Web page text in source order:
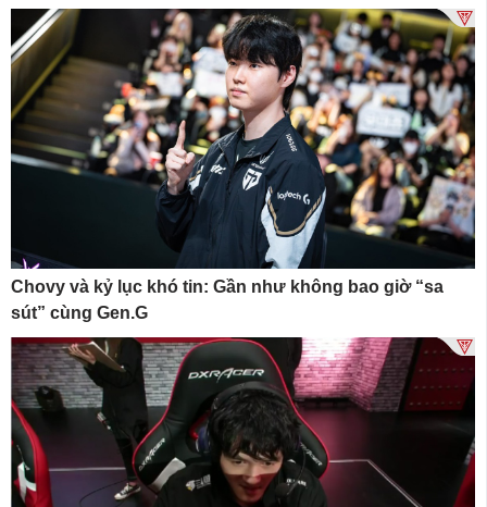
Chovy và kỷ lục khó tin: Gần như không bao giờ “sa
sút” cùng Gen.G